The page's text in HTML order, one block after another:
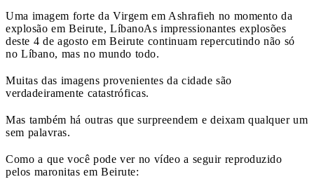
Uma imagem forte da Virgem em Ashrafieh no momento da
explosão em Beirute, LíbanoAs impressionantes explosões
deste 4 de agosto em Beirute continuam repercutindo não só
no Líbano, mas no mundo todo.
Muitas das imagens provenientes da cidade são
verdadeiramente catastróficas.
Mas também há outras que surpreendem e deixam qualquer um
sem palavras.
Como a que você pode ver no vídeo a seguir reproduzido
pelos maronitas em Beirute: